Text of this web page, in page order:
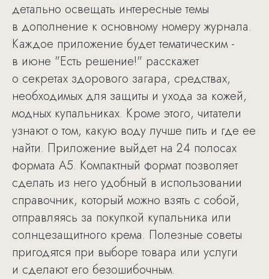
детально освещать интересные темы
в дополнение к основному номеру журнала.
Каждое приложение будет тематическим -
в июне "Есть решение!" расскажет
о секретах здорового загара, средствах,
необходимых для защиты и ухода за кожей,
модных купальниках. Кроме этого, читатели
узнают о том, какую воду лучше пить и где ее
найти. Приложение выйдет на 24 полосах
формата А5. Компактный формат позволяет
сделать из него удобный в использовании
справочник, который можно взять с собой,
отправляясь за покупкой купальника или
солнцезащитного крема. Полезные советы
пригодятся при выборе товара или услуги
и сделают его безошибочным.